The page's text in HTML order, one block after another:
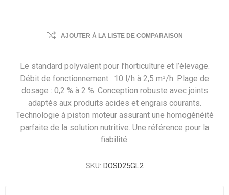
AJOUTER À LA LISTE DE COMPARAISON
Le standard polyvalent pour l’horticulture et l’élevage.
Débit de fonctionnement : 10 l/h à 2,5 m³/h. Plage de
dosage : 0,2 % à 2 %. Conception robuste avec joints
adaptés aux produits acides et engrais courants.
Technologie à piston moteur assurant une homogénéité
parfaite de la solution nutritive. Une référence pour la
fiabilité.
SKU: DOSD25GL2